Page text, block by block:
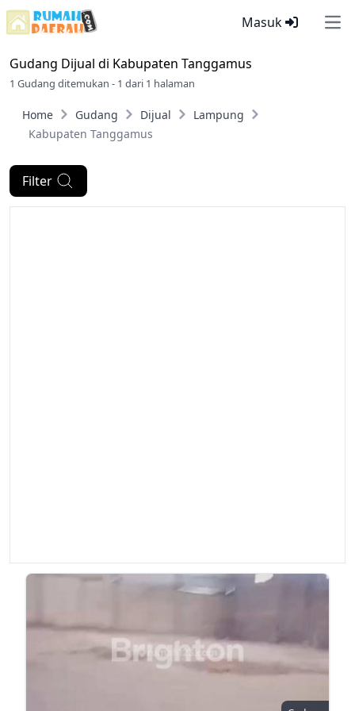
Masuk
Gudang Dijual di Kabupaten Tanggamus
1 Gudang ditemukan - 1 dari 1 halaman
Home Gudang Dijual
Lampung
Kabupaten Tanggamus
Filter